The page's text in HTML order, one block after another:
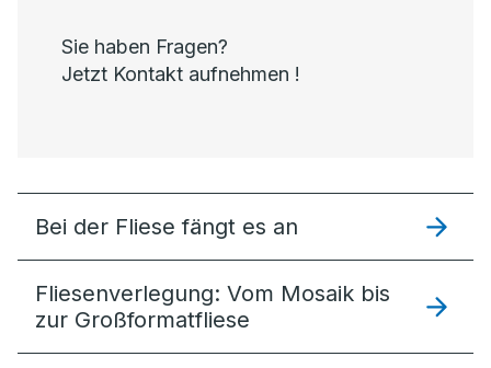
Sie haben Fragen?
Jetzt Kontakt aufnehmen !
Bei der Fliese fängt es an
Fliesenverlegung: Vom Mosaik bis
zur Großformatfliese